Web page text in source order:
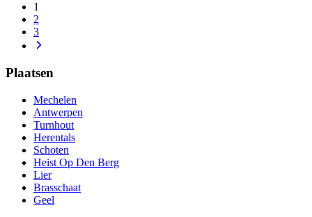
1
2
3
Plaatsen
Mechelen
Antwerpen
Turnhout
Herentals
Schoten
Heist Op Den Berg
Lier
Brasschaat
Geel